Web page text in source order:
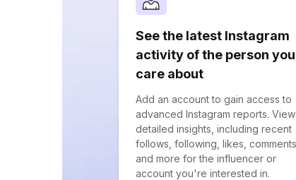
See the latest Instagram
activity of the person you
care about
Add an account to gain access to
advanced Instagram reports. View
detailed insights, including recent
follows, following, likes, comments,
and more for the influencer or
account you're interested in.